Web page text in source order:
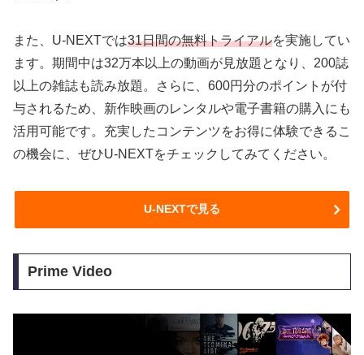
また、U-NEXTでは31日間の無料トライアルを実施してい
ます。期間中は32万本以上の動画が見放題となり、200誌
以上の雑誌も読み放題。さらに、600円分のポイントが付
与されるため、新作映画のレンタルや電子書籍の購入にも
活用可能です。充実したコンテンツをお得に体験できるこ
の機会に、ぜひU-NEXTをチェックしてみてください。
U-NEXTで見る
Prime Video